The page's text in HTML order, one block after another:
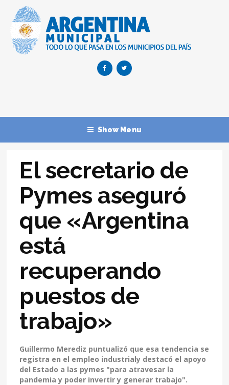
Show Menu
El secretario de
Pymes aseguró
que «Argentina
está
recuperando
puestos de
trabajo»
Guillermo Merediz puntualizó que esa tendencia se
registra en el empleo industrialy destacó el apoyo
del Estado a las pymes "para atravesar la
pandemia y poder invertir y generar trabajo".